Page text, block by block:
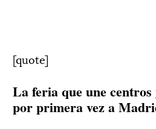
[quote]
La feria que une centros
por primera vez a